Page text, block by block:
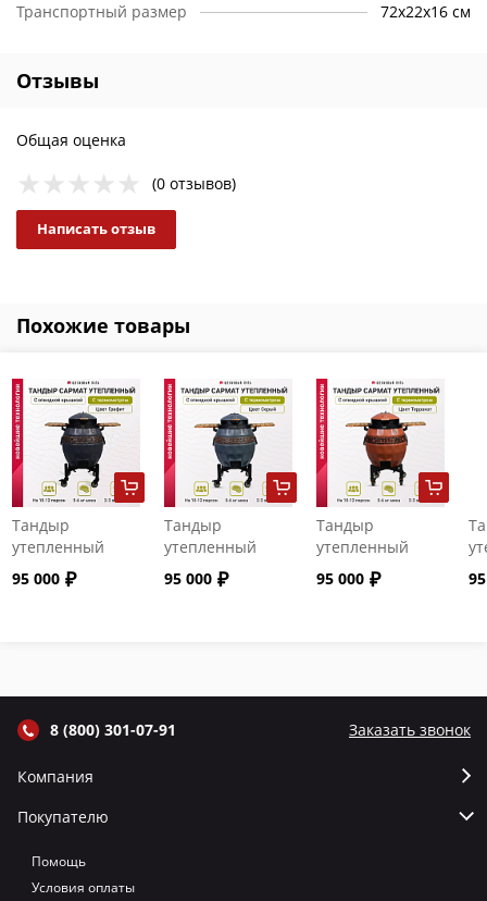
Транспортный размер
72х22х16 см
Отзывы
Общая оценка
(0 отзывов)
Написать отзыв
Похожие товары
Тандыр
утепленный
"Сармат" с
откидной
95 000
Тандыр
утепленный
"Сармат" с
откидной
95 000
Тандыр
утепленный
"Сармат" с
откидной
95 000
8 (800) 301-07-91 Заказать звонок
Компания
Покупателю
Помощь
Условия оплаты